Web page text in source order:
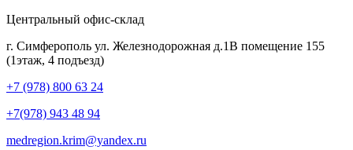
Центральный офис-склад
г. Симферополь ул. Железнодорожная д.1В помещение 155
(1этаж, 4 подъезд)
+7 (978) 800 63 24
+7(978) 943 48 94
medregion.krim@yandex.ru